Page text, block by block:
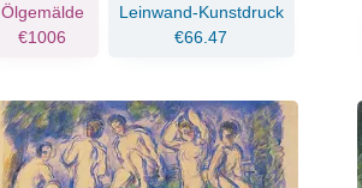
Ölgemälde
€1006
Leinwand-Kunstdruck
€66.47